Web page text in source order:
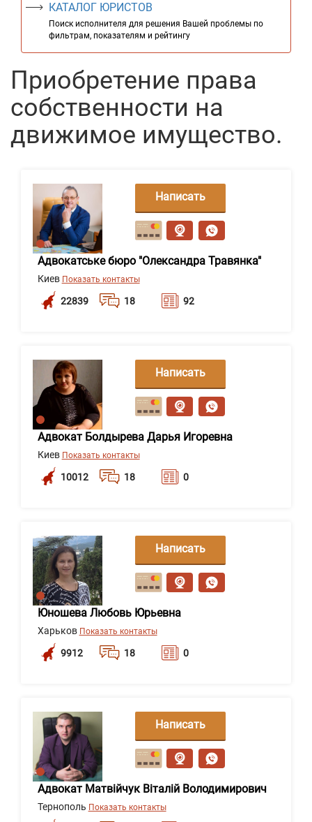
КАТАЛОГ ЮРИСТОВ
Поиск исполнителя для решения Вашей проблемы по
фильтрам, показателям и рейтингу
Приобретение права
собственности на
движимое имущество.
Адвокатське бюро "Олександра Травянка"
Киев Показать контакты
22839 18 92
Написать
сообщение
Адвокат Болдырева Дарья Игоревна
Киев Показать контакты
10012 18 0
Написать
сообщение
Юношева Любовь Юрьевна
Харьков Показать контакты
9912 18 0
Написать
сообщение
Адвокат Матвійчук Віталій Володимирович
Тернополь Показать контакты
Написать
сообщение